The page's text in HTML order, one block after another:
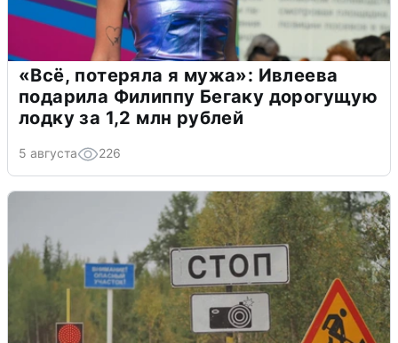
«Всё, потеряла я мужа»: Ивлеева
подарила Филиппу Бегаку дорогущую
лодку за 1,2 млн рублей
5 августа 226